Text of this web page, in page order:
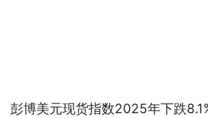
彭博美元现货指数2025年下跌